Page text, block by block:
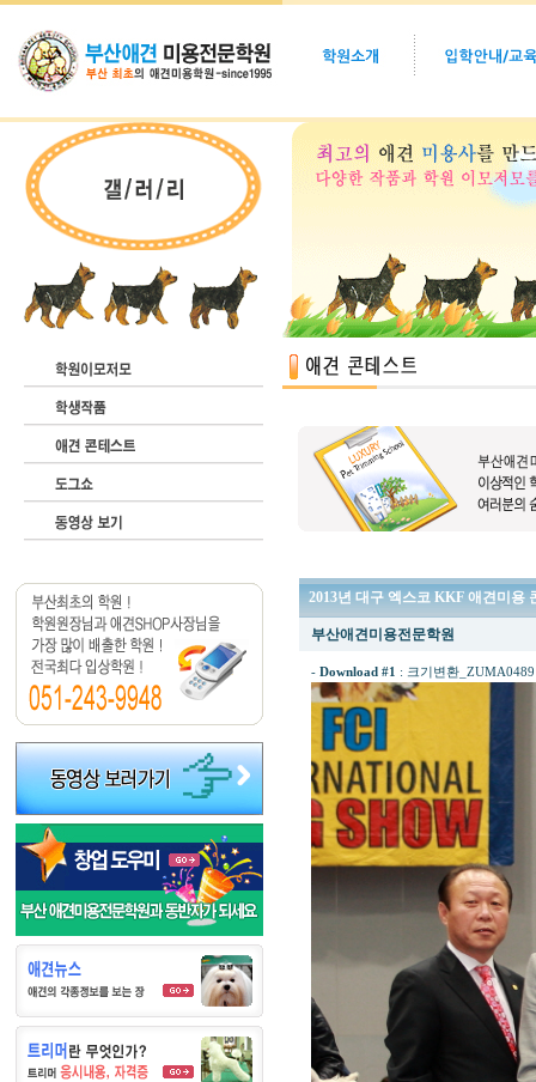
2013년 대구 엑스코 KKF 애견미용
부산애견미용전문학원
- Download #1 : 크기변환